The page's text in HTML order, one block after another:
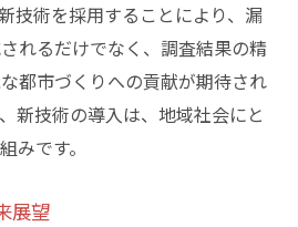
技術を採用することにより、漏
れるだけでなく、調査結果の精
都市づくりへの貢献が期待され
新技術の導入は、地域社会にと
みです。
展望